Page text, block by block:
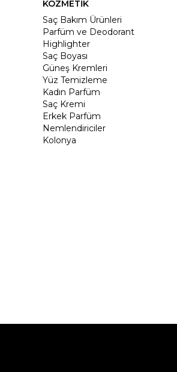
KOZMETİK
Saç Bakım Ürünleri
Parfüm ve Deodorant
Highlighter
Saç Boyası
Güneş Kremleri
Yüz Temizleme
Kadın Parfüm
Saç Kremi
Erkek Parfüm
Nemlendiriciler
Kolonya